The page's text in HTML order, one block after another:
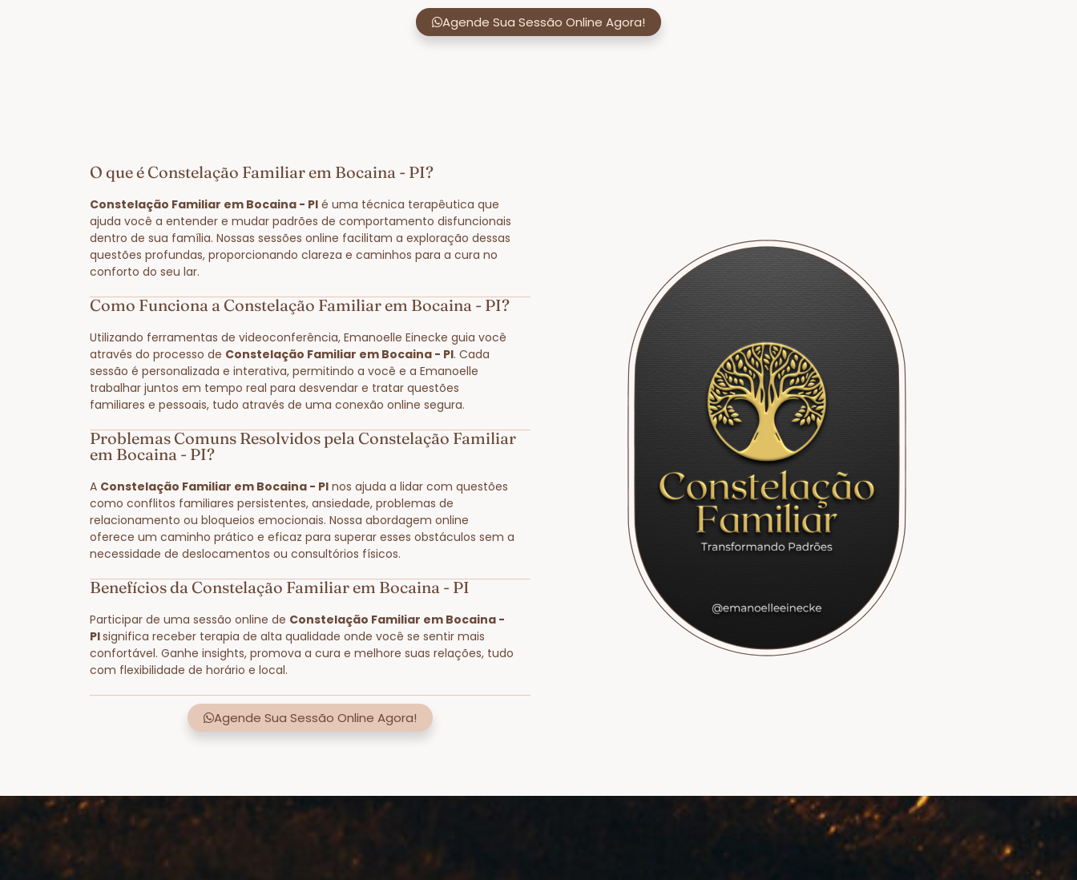
Agende Sua Sessão Online Agora!
O que é Constelação Familiar em Bocaina - PI?
Constelação Familiar em Bocaina - PI é uma técnica terapêutica que
ajuda você a entender e mudar padrões de comportamento disfuncionais
dentro de sua família. Nossas sessões online facilitam a exploração dessas
questões profundas, proporcionando clareza e caminhos para a cura no
conforto do seu lar.
Como Funciona a Constelação Familiar em Bocaina - PI?
Utilizando ferramentas de videoconferência, Emanoelle Einecke guia você
através do processo de Constelação Familiar em Bocaina - PI. Cada
sessão é personalizada e interativa, permitindo a você e a Emanoelle
trabalhar juntos em tempo real para desvendar e tratar questões
familiares e pessoais, tudo através de uma conexão online segura.
Problemas Comuns Resolvidos pela Constelação Familiar
em Bocaina - PI?
A Constelação Familiar em Bocaina - PI nos ajuda a lidar com questões
como conflitos familiares persistentes, ansiedade, problemas de
relacionamento ou bloqueios emocionais. Nossa abordagem online
oferece um caminho prático e eficaz para superar esses obstáculos sem a
necessidade de deslocamentos ou consultórios físicos.
Benefícios da Constelação Familiar em Bocaina - PI
Participar de uma sessão online de Constelação Familiar em Bocaina -
PIsignifica receber terapia de alta qualidade onde você se sentir mais
confortável. Ganhe insights, promova a cura e melhore suas relações, tudo
com flexibilidade de horário e local.
Agende Sua Sessão Online Agora!